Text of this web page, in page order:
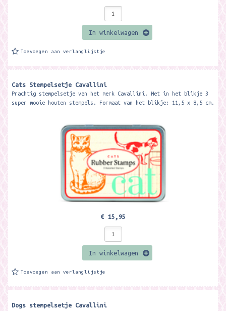
In winkelwagen
Toevoegen aan verlanglijstje
Cats Stempelsetje Cavallini
Prachtig stempelsetje van het merk Cavallini. Met in het blikje 3
super mooie houten stempels. Formaat van het blikje: 11,5 x 8,5 cm.
€ 15,95
In winkelwagen
Toevoegen aan verlanglijstje
Dogs stempelsetje Cavallini